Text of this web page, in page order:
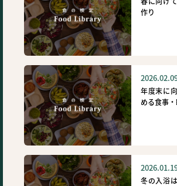
作り
年度末に
める食事
冬の入浴